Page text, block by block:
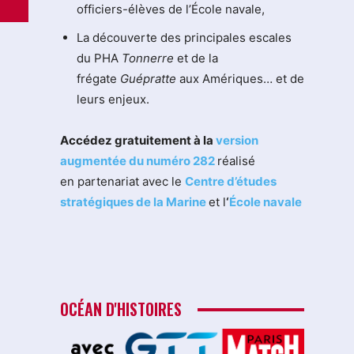
officiers-élèves de l’École navale,
La découverte des principales escales
du PHA Tonnerre et de la
frégate Guépratte aux Amériques… et de
leurs enjeux.
Accédez gratuitement à la version
augmentée du numéro 282 réalisé
en partenariat avec le Centre d’études
stratégiques de la Marineet l‘École navale
OCÉAN D'HISTOIRES